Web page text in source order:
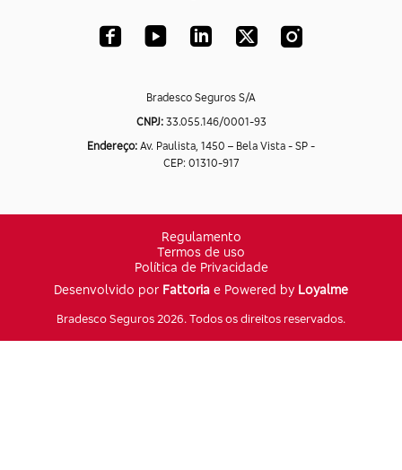
Bradesco Seguros S/A
CNPJ:33.055.146/0001-93
Endereço: Av. Paulista, 1450 – Bela Vista - SP -
CEP: 01310-917
Bradesco Seguros 2026. Todos os direitos reservados.
Regulamento
Termos de uso
Política de Privacidade
Desenvolvido por Fattoria e Powered by Loyalme